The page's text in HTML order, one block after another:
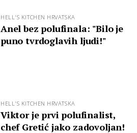
HELL'S KITCHEN HRVATSKA
Anel bez polufinala: "Bilo je
puno tvrdoglavih ljudi!"
HELL'S KITCHEN HRVATSKA
Viktor je prvi polufinalist,
chef Gretić jako zadovoljan!